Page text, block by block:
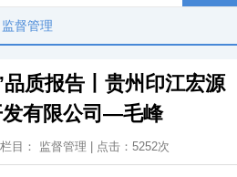
监督管理
质报告丨贵州印江宏源
发有限公司—毛峰
目： 监督管理 | 点击： 5252次